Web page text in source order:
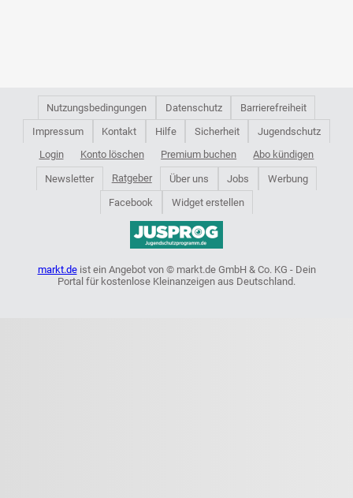
Nutzungsbedingungen Datenschutz
Barrierefreiheit
Impressum
Kontakt Hilfe Sicherheit
Jugendschutz
Login
Konto löschen Premium buchen Abo kündigen
Newsletter Ratgeber Über uns Jobs
Werbung
Facebook
Widget erstellen
markt.deist ein Angebot von © markt.de GmbH & Co. KG - Dein
Portal für kostenlose Kleinanzeigen aus Deutschland.